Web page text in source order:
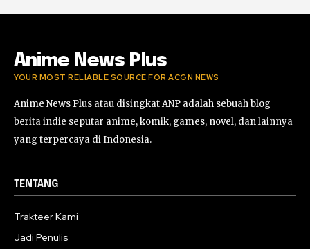
Anime News Plus
YOUR MOST RELIABLE SOURCE FOR ACGN NEWS
Anime News Plus atau disingkat ANP adalah sebuah blog
berita indie seputar anime, komik, games, novel, dan lainnya
yang terpercaya di Indonesia.
TENTANG
Trakteer Kami
Jadi Penulis